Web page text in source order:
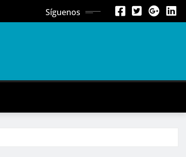
Síguenos